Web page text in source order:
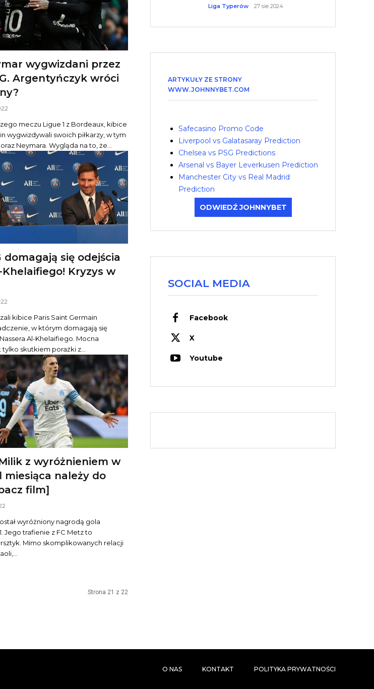
wygwizdani przez
Argentyńczyk wróci
meczu Ligue 1 z Bordeaux, kibice
wygwizdywali swoich piłkarzy, w tym
Neymara. Wygląda na to, że...
domagają się odejścia
Khelaifiego! Kryzys w
kibice Paris Saint Germain
w którym domagają się
Al-Khelaifiego. Mocna
skutkiem porażki z...
z wyróżnieniem w
miesiąca należy do
film]
wyróżniony nagrodą gola
Jego trafienie z FC Metz to
Mimo skomplikowanych relacji
Strona 21 z 22
Liga Typerów 27 sie 2024
ARTYKUŁY ZE STRONY
WWW.JOHNNYBET.COM
Safecasino Promo Code
Liverpool vs Galatasaray Prediction
Chelsea vs PSG Predictions
Arsenal vs Bayer Leverkusen Prediction
Manchester City vs Real Madrid
Prediction
ODWIEDŹ JOHNNYBET
SOCIAL MEDIA
Facebook
X
Youtube
O NAS KONTAKT POLITYKA PRYWATNOŚCI